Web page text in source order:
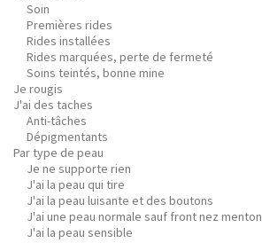
Soin
Premières rides
Rides installées
Rides marquées, perte de fermeté
Soins teintés, bonne mine
Je rougis
J'ai des taches
Anti-tâches
Dépigmentants
Par type de peau
Je ne supporte rien
J'ai la peau qui tire
J'ai la peau luisante et des boutons
J'ai une peau normale sauf front nez menton
J'ai la peau sensible